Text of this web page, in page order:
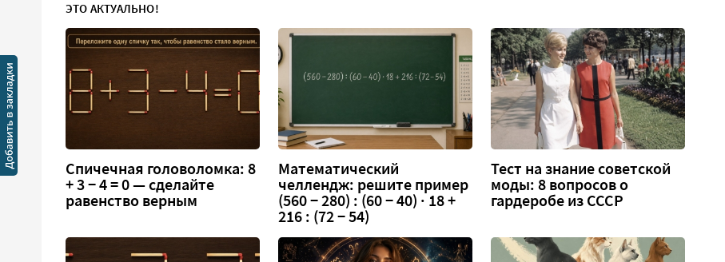
ЭТО АКТУАЛЬНО!
Спичечная головоломка: 8
+ 3 − 4 = 0 — сделайте
равенство верным
Математический
челлендж: решите пример
(560 − 280) : (60 − 40) · 18 +
216 : (72 − 54)
Тест на знание советской
моды: 8 вопросов о
гардеробе из СССР